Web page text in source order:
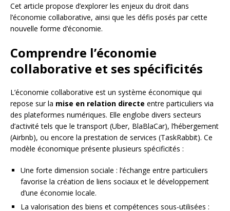
Cet article propose d’explorer les enjeux du droit dans
l’économie collaborative, ainsi que les défis posés par cette
nouvelle forme d’économie.
Comprendre l’économie
collaborative et ses spécificités
L’économie collaborative est un système économique qui
repose sur la mise en relation directe entre particuliers via
des plateformes numériques. Elle englobe divers secteurs
d’activité tels que le transport (Uber, BlaBlaCar), l’hébergement
(Airbnb), ou encore la prestation de services (TaskRabbit). Ce
modèle économique présente plusieurs spécificités :
Une forte dimension sociale : l’échange entre particuliers
favorise la création de liens sociaux et le développement
d’une économie locale.
La valorisation des biens et compétences sous-utilisées :